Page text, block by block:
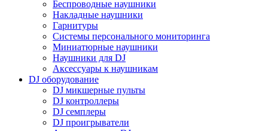
Беспроводные наушники
Накладные наушники
Гарнитуры
Системы персонального мониторинга
Миниатюрные наушники
Наушники для DJ
Аксессуары к наушникам
DJ оборудование
DJ микшерные пульты
DJ контроллеры
DJ семплеры
DJ проигрыватели